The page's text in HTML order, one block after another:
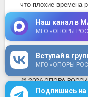
что плохие времена
он.
© 2026 ОПОРА
Подпишись
Вступай в
МГО «ОПОРЫ
Наш канал в
МГО «ОПОРЫ